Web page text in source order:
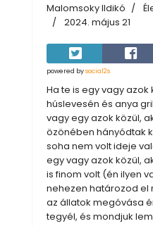
Malomsoky Ildikó
2024. május 21
powered bysocial2s
Ha te is egy vagy azok
húslevesén és anya
vagy egy azok közül,
özönében hányódtak
soha nem volt ideje
egy vagy azok közül,
is finom volt (én ilyen
nehezen határozod el
az állatok megóvása
tegyél, és mondjuk